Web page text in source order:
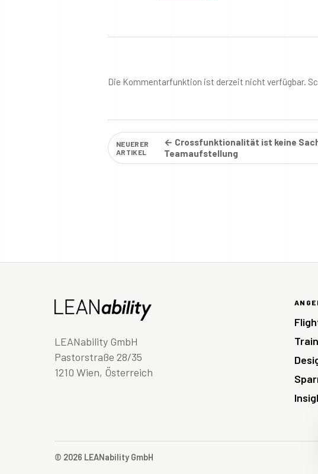
Die Kommentarfunktion ist derzeit nicht verfügbar.
NEUERER
ARTIKEL
← Crossfunktionalität ist keine
Teamaufstellung
LEANability GmbH
Pastorstraße 28/35
1210 Wien, Österreich
© 2026 LEANability GmbH